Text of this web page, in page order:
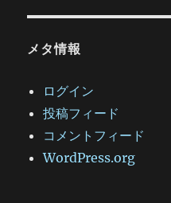
メタ情報
ログイン
投稿フィード
コメントフィード
WordPress.org